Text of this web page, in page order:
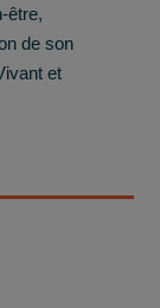
être,
de son
et